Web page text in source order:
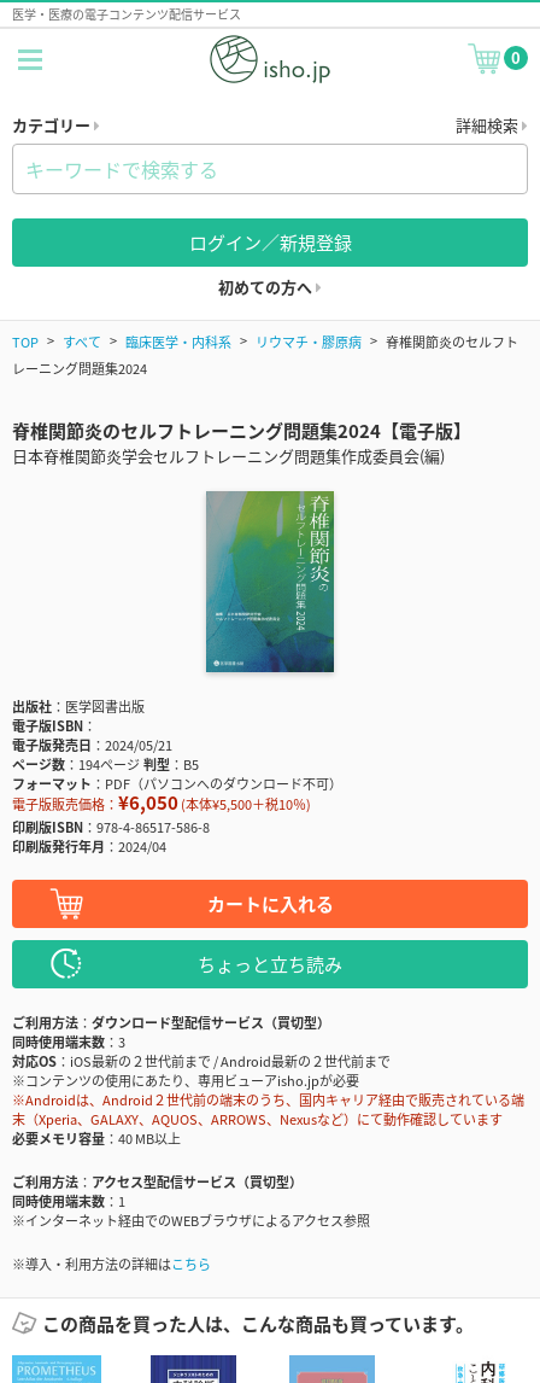
医学・医療の電子コンテンツ配信サービス
0
カテゴリー 詳細検索
ログイン／新規登録
初めての方へ
TOP すべて 臨床医学・内科系 リウマチ・膠原病
脊椎関節炎のセルフト
レーニング問題集2024
脊椎関節炎のセルフトレーニング問題集2024【電子版】
日本脊椎関節炎学会セルフトレーニング問題集作成委員会(編)
出版社
医学図書出版
電子版ISBN
電子版発売日
2024/05/21
ページ数
194ページ判型
B5
フォーマット
PDF（パソコンへのダウンロード不可）
電子版販売価格： ¥6,050(本体¥5,500＋税10％)
印刷版ISBN
978-4-86517-586-8
印刷版発行年月
2024/04
カートに入れる
ちょっと立ち読み
ご利用方法
ダウンロード型配信サービス（買切型）
同時使用端末数
3
対応OS
iOS最新の２世代前まで / Android最新の２世代前まで
※コンテンツの使用にあたり、専用ビューアisho.jpが必要
※Androidは、Android２世代前の端末のうち、国内キャリア経由で販売されている端
末（Xperia、GALAXY、AQUOS、ARROWS、Nexusなど）にて動作確認しています
必要メモリ容量
40 MB以上
ご利用方法
アクセス型配信サービス（買切型）
同時使用端末数
1
※インターネット経由でのWEBブラウザによるアクセス参照
※導入・利用方法の詳細はこちら
この商品を買った人は、こんな商品も買っています。